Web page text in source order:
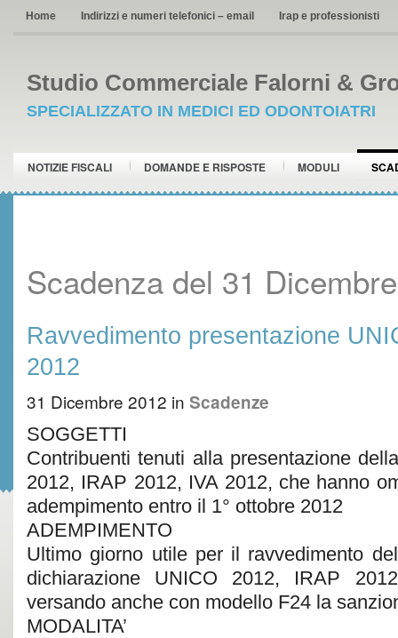
Home Indirizzi e numeri telefonici – email Irap e professionisti
Studio Commerciale Falorni &
SPECIALIZZATO IN MEDICI ED ODONTOIATRI
NOTIZIE FISCALI DOMANDE E RISPOSTE MODULI
Scadenza del 31
Ravvedimento presentazione
2012
31 Dicembre 2012 in Scadenze
SOGGETTI
Contribuenti tenuti alla presentazione
2012, IRAP 2012, IVA 2012, che hanno
adempimento entro il 1° ottobre 2012
ADEMPIMENTO
Ultimo giorno utile per il ravvedimento
dichiarazione UNICO 2012, IRAP
versando anche con modello F24 la
MODALITA’